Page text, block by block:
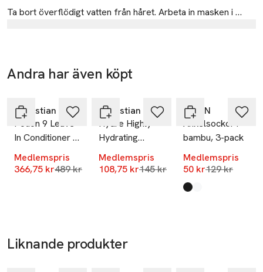
Ta bort överflödigt vatten från håret. Arbeta in masken i
Hydre Intensely Hydrating Treatment Mask älskar torrt,
uttorkat hår! För bästa resultat, använd tillsammans med
Berliner Allee 65
64295 Darmstadt
Mobilnummer
SKU: 66570353
Andra har även köpt
Sebastian Professional
Potion 9 Leave-
In Conditioner &
Styling Cream
Medlemspris
366,75 krLägsta pris 30 dagar
489 kr
-25%
Sebastian Professional
Hydre Highly
Hydrating
Shampoo
Medlemspris
108,75 krLägsta pris 30 dagar
145 kr
Å MAN
Ankelsockor i
bambu, 3-pack
Medlemspris
50 krLägsta pris
129 kr
Produkten finns i
Black
White
Liknande produkter